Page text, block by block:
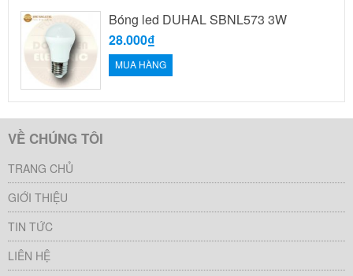
Bóng led DUHAL SBNL573 3W
28.000₫
MUA HÀNG
VỀ CHÚNG TÔI
TRANG CHỦ
GIỚI THIỆU
TIN TỨC
LIÊN HỆ